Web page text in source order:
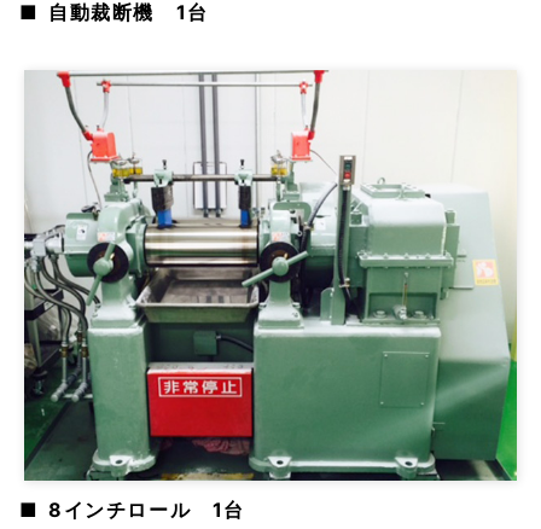
自動裁断機 1台
8インチロール 1台